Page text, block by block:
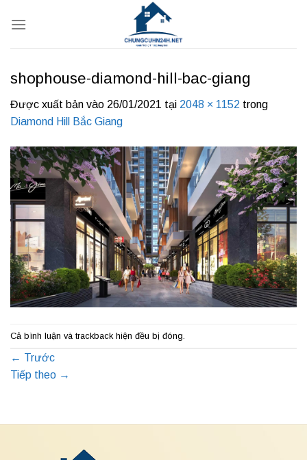
qua
shophouse-diamond-hill-bac-giang
Được xuất bản vào 26/01/2021 tại 2048 × 1152 trong
Diamond Hill Bắc Giang
Cả bình luận và trackback hiện đều bị đóng.
← Trước
Tiếp theo →